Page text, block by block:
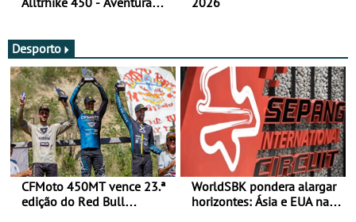
Desporto
CFMoto 450MT vence 23.ª
edição do Red Bull
WorldSBK pondera alargar
horizontes: Ásia e EUA na